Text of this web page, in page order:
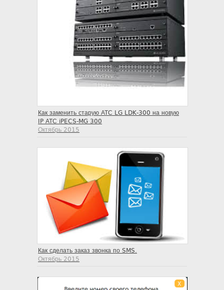
Как заменить старую АТС LG LDK-300 на новую
IP АТС iPECS-MG 300
Октябрь 2015
Как сделать заказ звонка по SMS.
Октябрь 2015